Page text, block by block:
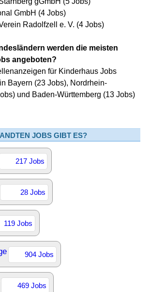
GmbH (4 Jobs)
Radolfzell e. V. (4 Jobs)
werden die meisten
angeboten?
für Kinderhaus Jobs
Bayern (23 Jobs), Nordrhein-
und Baden-Württemberg (13 Jobs)
JOBS GIBT ES?
217 Jobs
28 Jobs
119 Jobs
904 Jobs
469 Jobs